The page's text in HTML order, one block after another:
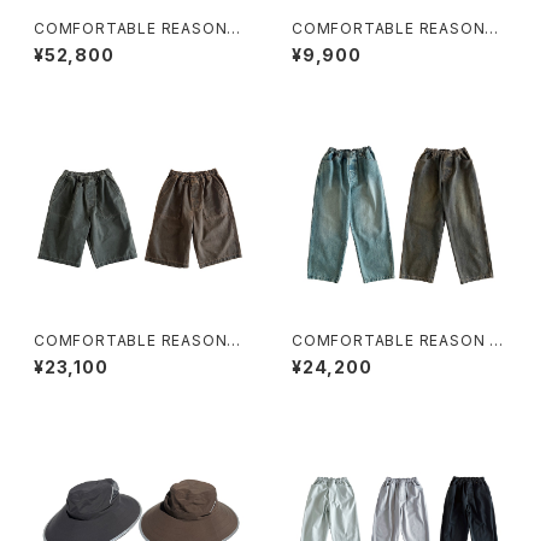
COMFORTABLE REASON
"Boa Puﬀ Jacket"(BROWN)
¥52,800
COMFORTABLE REASON
"Paper Rip Shade Cap"
¥9,900
COMFORTABLE REASON
"Botanical Wax Aging Shor
ts"
¥23,100
COMFORTABLE REASON "F
ade Straight Denim"
¥24,200